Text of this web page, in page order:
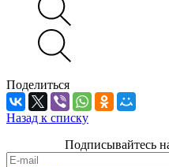
Поделиться
Назад к списку
Подписывайтесь